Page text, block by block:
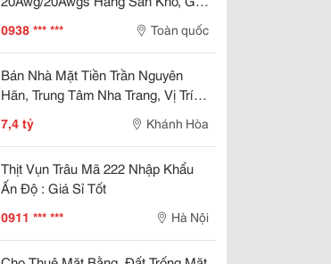
0938 *** *** Toàn quốc
Bán Nhà Mặt Tiền Trần Nguyên
Hãn, Trung Tâm Nha Trang, Vị Trí
Kinh Doanh Đẹp, Giá 7,4 Tỷ
7,4 tỷ Khánh Hòa
Thịt Vụn Trâu Mã 222 Nhập Khẩu
Ấn Độ : Giá Sỉ Tốt
0911 *** *** Hà Nội